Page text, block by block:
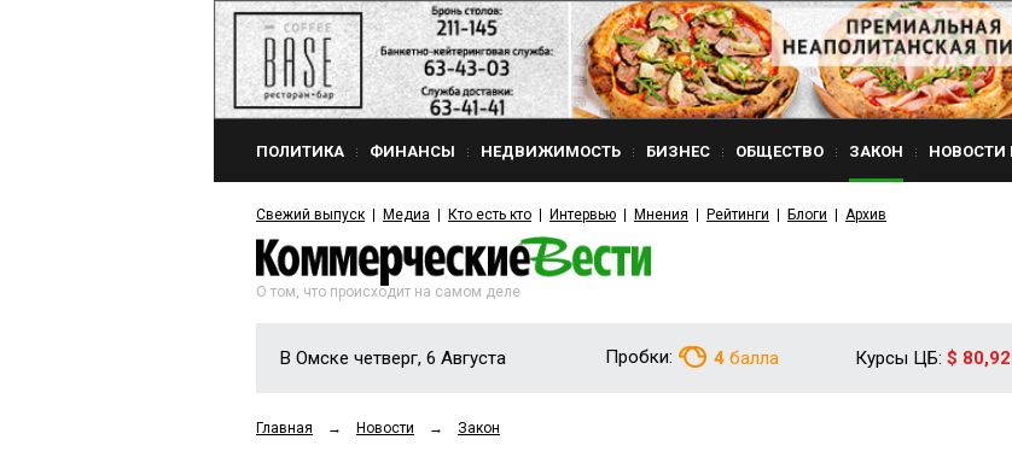
ПОЛИТИКА ФИНАНСЫ НЕДВИЖИМОСТЬ БИЗНЕС ОБЩЕСТВО ЗАКОН
Свежий выпуск Медиа Кто есть кто Интервью Мнения Рейтинги Блоги Архив
О том, что происходит на самом деле
В Омске четверг, 6 Августа Пробки: 4 балла Курсы ЦБ: $
Главная → Новости → Закон